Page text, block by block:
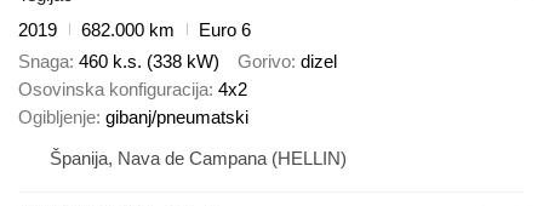
2019
682.000 km
Euro 6
Snaga 460 k.s. (338 kW) Gorivo dizel
Osovinska konfiguracija 4x2
Ogibljenje gibanj/pneumatski
Španija, Nava de Campana (HELLIN)